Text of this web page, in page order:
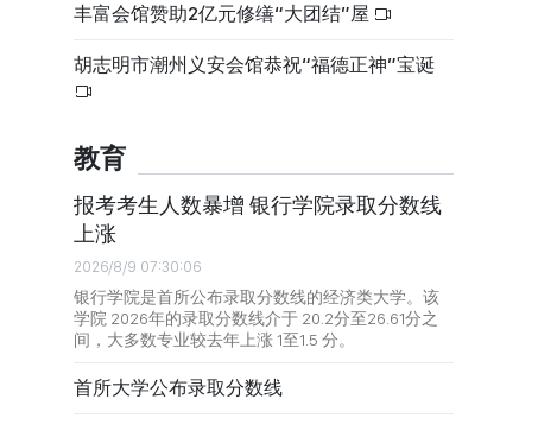
丰富会馆赞助2亿元修缮“大团结”屋
胡志明市潮州义安会馆恭祝“福德正神”宝诞
教育
报考考生人数暴增 银行学院录取分数线
上涨
2026/8/9 07:30:06
银行学院是首所公布录取分数线的经济类大学。该
学院 2026年的录取分数线介于 20.2分至26.61分之
间，大多数专业较去年上涨 1至1.5 分。
首所大学公布录取分数线